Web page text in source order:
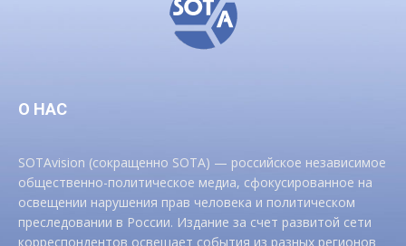
О НАС
SOTAvision (сокращенно SOTA) — российское независимое
общественно-политическое медиа, сфокусированное на
освещении нарушения прав человека и политическом
преследовании в России. Издание за счет развитой сети
корреспондентов освещает события из разных регионов